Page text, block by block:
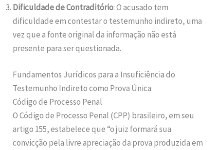
Dificuldade de Contraditório: O acusado tem
dificuldade em contestar o testemunho indireto, uma
vez que a fonte original da informação não está
presente para ser questionada.
Fundamentos Jurídicos para a Insuficiência do
Testemunho Indireto como Prova Única
Código de Processo Penal
O Código de Processo Penal (CPP) brasileiro, em seu
artigo 155, estabelece que “o juiz formará sua
convicção pela livre apreciação da prova produzida em